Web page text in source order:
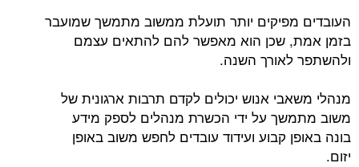
העובדים מפיקים יותר תועלת ממשוב מתמשך שמועבר
בזמן אמת, שכן הוא מאפשר להם להתאים עצמם
ולהשתפר לאורך השנה.
מנהלי משאבי אנוש יכולים לקדם תרבות ארגונית של
משוב מתמשך על ידי הכשרת מנהלים לספק מידע
בונה באופן קבוע ועידוד עובדים לחפש משוב באופן
יזום.